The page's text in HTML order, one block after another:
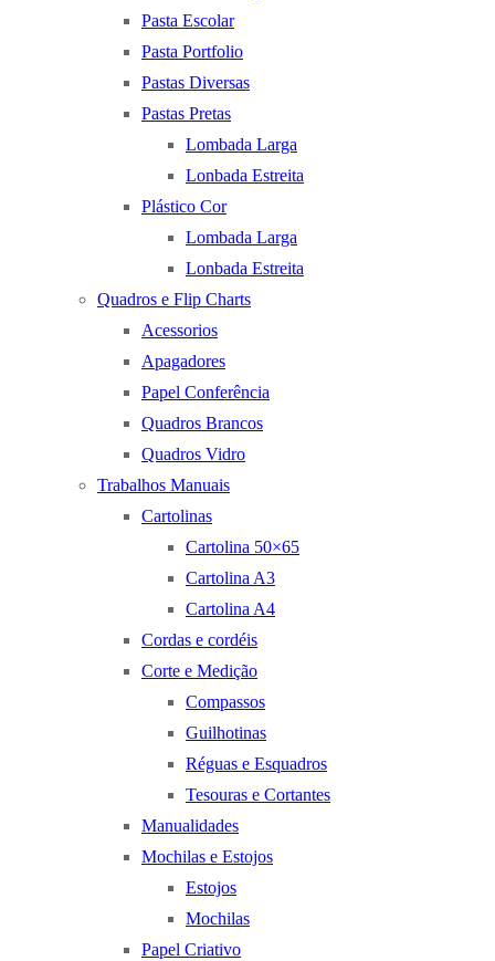
Pasta Escolar
Pasta Portfolio
Pastas Diversas
Pastas Pretas
Lombada Larga
Lonbada Estreita
Plástico Cor
Lombada Larga
Lonbada Estreita
Quadros e Flip Charts
Acessorios
Apagadores
Papel Conferência
Quadros Brancos
Quadros Vidro
Trabalhos Manuais
Cartolinas
Cartolina 50×65
Cartolina A3
Cartolina A4
Cordas e cordéis
Corte e Medição
Compassos
Guilhotinas
Réguas e Esquadros
Tesouras e Cortantes
Manualidades
Mochilas e Estojos
Estojos
Mochilas
Papel Criativo